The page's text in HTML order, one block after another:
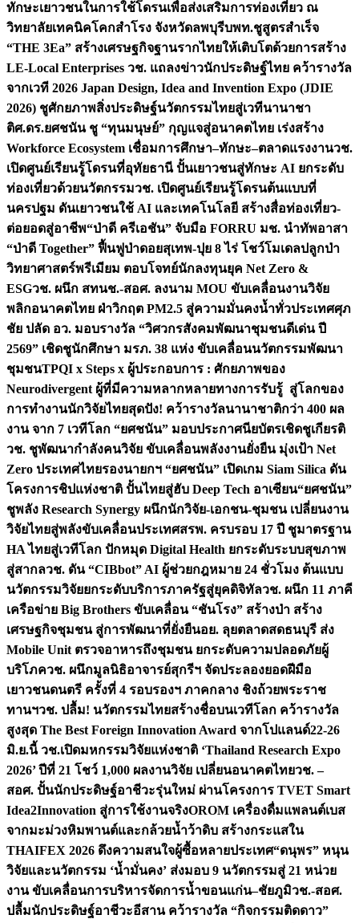
ทักษะเยาวชนในการใช้โดรนเพื่อส่งเสริมการท่องเที่ยว ณ
วิทยาลัยเทคนิคโคกสำโรง จังหวัดลพบุรีบพท.ชูสูตรสำเร็จ
“THE 3Ea” สร้างเศรษฐกิจฐานรากไทยให้เติบโตด้วยการสร้าง
LE-Local Enterprises วช. แถลงข่าวนักประดิษฐ์ไทย คว้ารางวัล
จากเวที 2026 Japan Design, Idea and Invention Expo (JDIE
2026) ชูศักยภาพสิ่งประดิษฐ์นวัตกรรมไทยสู่เวทีนานาชา
ติศ.ดร.ยศชนัน ชู “ทุนมนุษย์” กุญแจสู่อนาคตไทย เร่งสร้าง
Workforce Ecosystem เชื่อมการศึกษา–ทักษะ–ตลาดแรงงานวช.
เปิดศูนย์เรียนรู้โดรนที่อุทัยธานี ปั้นเยาวชนสู่ทักษะ AI ยกระดับ
ท่องเที่ยวด้วยนวัตกรรมวช. เปิดศูนย์เรียนรู้โดรนต้นแบบที่
นครปฐม ดันเยาวชนใช้ AI และเทคโนโลยี สร้างสื่อท่องเที่ยว-
ต่อยอดสู่อาชีพ“ป่าดี ครีเอชัน” จับมือ FORRU มช. นำทัพอาสา
“ป่าดี Together” ฟื้นฟูป่าดอยสุเทพ-ปุย 8 ไร่ โชว์โมเดลปลูกป่า
วิทยาศาสตร์พรีเมียม ตอบโจทย์นักลงทุนยุค Net Zero &
ESGวช. ผนึก สทนช.-สอศ. ลงนาม MOU ขับเคลื่อนงานวิจัย
พลิกอนาคตไทย ฝ่าวิกฤต PM2.5 สู่ความมั่นคงน้ำทั่วประเทศศุภ
ชัย ปลัด อว. มอบรางวัล “วิศวกรสังคมพัฒนาชุมชนดีเด่น ปี
2569” เชิดชูนักศึกษา มรภ. 38 แห่ง ขับเคลื่อนนวัตกรรมพัฒนา
ชุมชนTPQI x Steps x ผู้ประกอบการ : ศักยภาพของ
Neurodivergent ผู้ที่มีความหลากหลายทางการรับรู้ สู่โลกของ
การทำงานนักวิจัยไทยสุดปัง! คว้ารางวัลนานาชาติกว่า 400 ผล
งาน จาก 7 เวทีโลก “ยศชนัน” มอบประกาศนียบัตรเชิดชูเกียรติ
วช. ชูพัฒนากำลังคนวิจัย ขับเคลื่อนพลังงานยั่งยืน มุ่งเป้า Net
Zero ประเทศไทยรองนายกฯ “ยศชนัน” เปิดเกม Siam Silica ดัน
โครงการชิปแห่งชาติ ปั้นไทยสู่ฮับ Deep Tech อาเซียน“ยศชนัน”
ชูพลัง Research Synergy ผนึกนักวิจัย-เอกชน-ชุมชน เปลี่ยนงาน
วิจัยไทยสู่พลังขับเคลื่อนประเทศสรพ. ครบรอบ 17 ปี ชูมาตรฐาน
HA ไทยสู่เวทีโลก ปักหมุด Digital Health ยกระดับระบบสุขภาพ
สู่สากลวช. ดัน “CIBbot” AI ผู้ช่วยกฎหมาย 24 ชั่วโมง ต้นแบบ
นวัตกรรมวิจัยยกระดับบริการภาครัฐสู่ยุคดิจิทัลวช. ผนึก 11 ภาคี
เครือข่าย Big Brothers ขับเคลื่อน “ชันโรง” สร้างป่า สร้าง
เศรษฐกิจชุมชน สู่การพัฒนาที่ยั่งยืนอย. ลุยตลาดสดธนบุรี ส่ง
Mobile Unit ตรวจอาหารถึงชุมชน ยกระดับความปลอดภัยผู้
บริโภควช. ผนึกมูลนิธิอาจารย์สุกรีฯ จัดประลองยอดฝีมือ
เยาวชนดนตรี ครั้งที่ 4 รอบรองฯ ภาคกลาง ชิงถ้วยพระราช
ทานฯวช. ปลื้ม! นวัตกรรมไทยสร้างชื่อบนเวทีโลก คว้ารางวัล
สูงสุด The Best Foreign Innovation Award จากโปแลนด์22-26
มิ.ย.นี้ วช.เปิดมหกรรมวิจัยแห่งชาติ ‘Thailand Research Expo
2026’ ปีที่ 21 โชว์ 1,000 ผลงานวิจัย เปลี่ยนอนาคตไทยวช. –
สอศ. ปั้นนักประดิษฐ์อาชีวะรุ่นใหม่ ผ่านโครงการ TVET Smart
Idea2Innovation สู่การใช้งานจริงOROM เครื่องดื่มแพลนต์เบส
จากมะม่วงหิมพานต์และกล้วยน้ำว้าดิบ สร้างกระแสใน
THAIFEX 2026 ดึงความสนใจผู้ซื้อหลายประเทศ“ดนุพร” หนุน
วิจัยและนวัตกรรม ‘น้ำมั่นคง’ ส่งมอบ 9 นวัตกรรมสู่ 21 หน่วย
งาน ขับเคลื่อนการบริหารจัดการน้ำขอนแก่น–ชัยภูมิวช.-สอศ.
ปลื้มนักประดิษฐ์อาชีวะอีสาน คว้ารางวัล “กิจกรรมติดดาว”